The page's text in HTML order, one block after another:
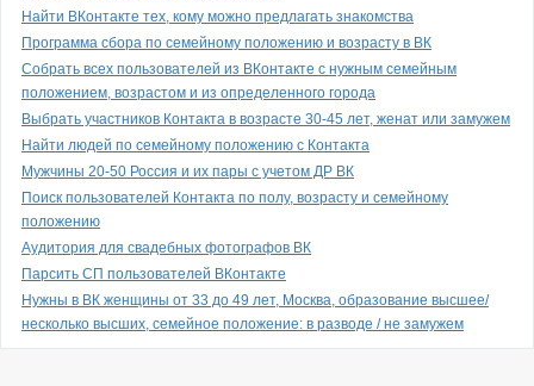
Найти ВКонтакте тех, кому можно предлагать знакомства
Программа сбора по семейному положению и возрасту в ВК
Собрать всех пользователей из ВКонтакте с нужным семейным
положением, возрастом и из определенного города
Выбрать участников Контакта в возрасте 30-45 лет, женат или замужем
Найти людей по семейному положению с Контакта
Мужчины 20-50 Россия и их пары с учетом ДР ВК
Поиск пользователей Контакта по полу, возрасту и семейному
положению
Аудитория для свадебных фотографов ВК
Парсить СП пользователей ВКонтакте
Нужны в ВК женщины от 33 до 49 лет, Москва, образование высшее/
несколько высших, семейное положение: в разводе / не замужем